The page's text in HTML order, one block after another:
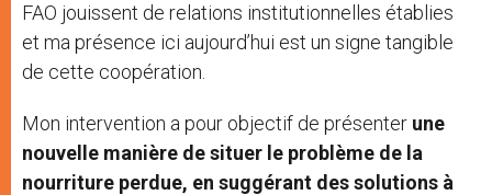
FAO jouissent de relations institutionnelles établies
et ma présence ici aujourd’hui est un signe tangible
de cette coopération.
Mon intervention a pour objectif de présenter une
nouvelle manière de situer le problème de la
nourriture perdue, en suggérant des solutions à